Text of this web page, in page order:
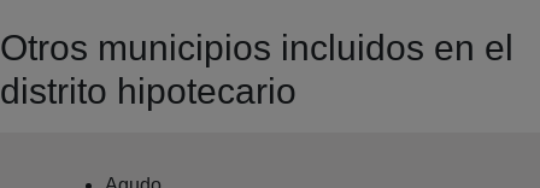
Otros municipios incluidos en el
distrito hipotecario